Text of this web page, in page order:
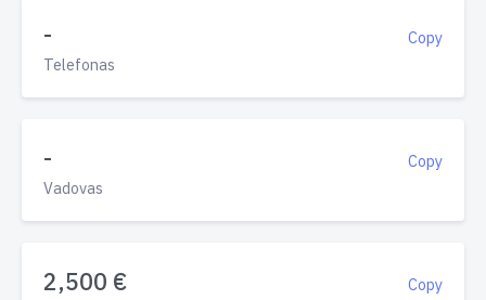
Copy
-
Telefonas
Copy
-
Vadovas
Copy
2,500 €